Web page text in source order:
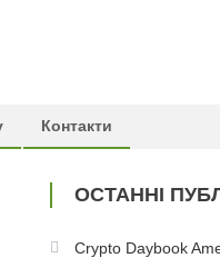
Контакти
ОСТАННІ
Crypto Daybook